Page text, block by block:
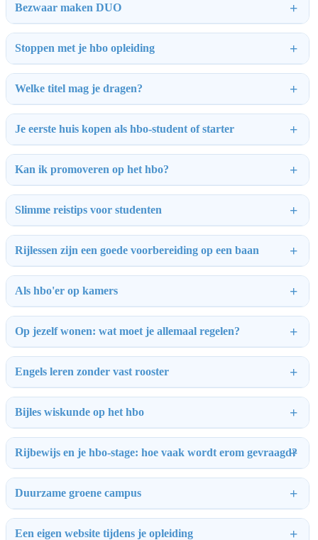
Bezwaar maken DUO
Stoppen met je hbo opleiding
Welke titel mag je dragen?
Je eerste huis kopen als hbo-student of starter
Kan ik promoveren op het hbo?
Slimme reistips voor studenten
Rijlessen zijn een goede voorbereiding op een baan
Als hbo'er op kamers
Op jezelf wonen: wat moet je allemaal regelen?
Engels leren zonder vast rooster
Bijles wiskunde op het hbo
Rijbewijs en je hbo-stage: hoe vaak wordt erom gevraagd?
Duurzame groene campus
Een eigen website tijdens je opleiding